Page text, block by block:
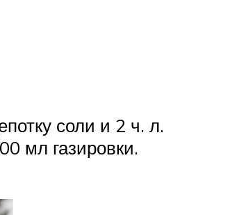
соли и 2 ч. л.
мл газировки.